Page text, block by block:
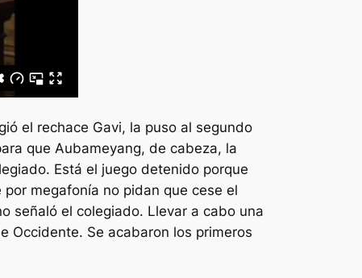
el rechace Gavi, la puso al segundo
que Aubameyang, de cabeza, la
Está el juego detenido porque
megafonía no pidan que cese el
señaló el colegiado. Llevar a cabo una
Occidente. Se acabaron los primeros